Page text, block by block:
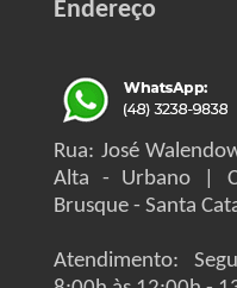
Endereço
Rua: José
Alta - Urbano |
Brusque - Santa
Atendimento: